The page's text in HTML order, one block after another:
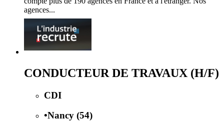
agences...
CONDUCTEUR DE TRAVAUX (H/F)
CDI
•Nancy (54)